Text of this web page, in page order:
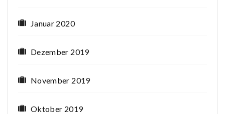
Januar 2020
Dezember 2019
November 2019
Oktober 2019